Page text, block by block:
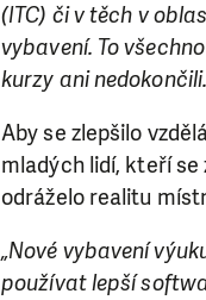
(ITC) či v těch v
vybavení. To
kurzy ani
Aby se zlepšilo
mladých lidí, kteří
odráželo realitu
„Nové vybavení
používat lepší